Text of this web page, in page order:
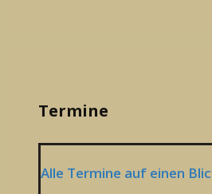
Termine
Alle Termine auf einen